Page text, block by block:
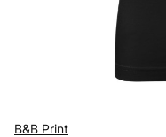
B&B Print